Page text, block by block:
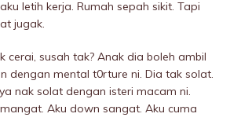
letih kerja. Rumah sepah sikit. Tapi
jugak.
cerai, susah tak? Anak dia boleh ambil
dengan mentaI t0rture ni. Dia tak solat.
nak solat dengan isteri macam ni.
Aku down sangat. Aku cuma